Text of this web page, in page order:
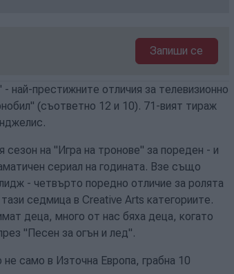
Запиши се
най-престижните отличия за телевизионно
(съответно 12 и 10). 71-вият тираж
сезон на "Игра на тронове" за пореден - и
сериал на годината. Взе също
- четвърто поредно отличие за ролята
седмица в Creative Arts категориите.
деца, много от нас бяха деца, когато
"Песен за огън и лед".
само в Източна Европа, грабна 10